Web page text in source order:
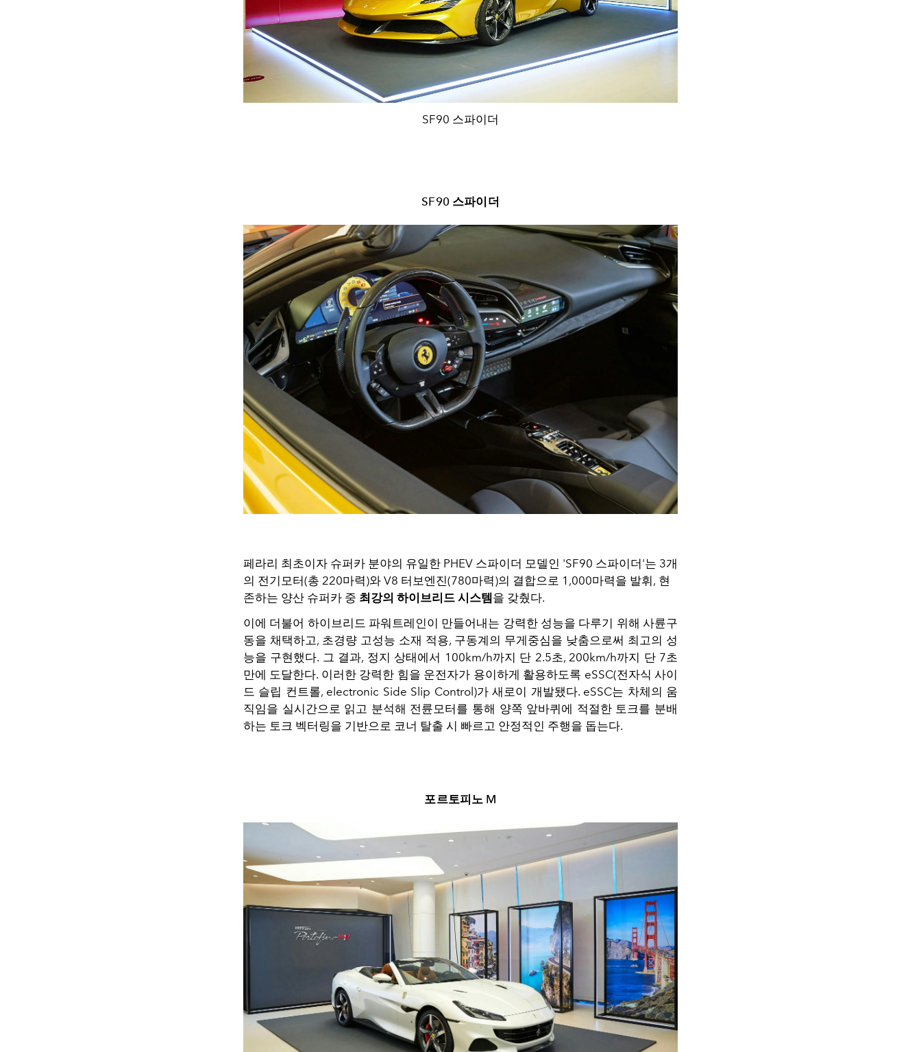
SF90 스파이더
SF90 스파이더
페라리 최초이자 슈퍼카 분야의 유일한 PHEV 스파이더 모델인 'SF90 스파이더'는 3개
의 전기모터(총 220마력)와 V8 터보엔진(780마력)의 결합으로 1,000마력을 발휘, 현
존하는 양산 슈퍼카 중 최강의 하이브리드 시스템 을 갖췄다.
이에 더불어 하이브리드 파워트레인이 만들어내는 강력한 성능을 다루기 위해 사륜구
동을 채택하고, 초경량 고성능 소재 적용, 구동계의 무게중심을 낮춤으로써 최고의 성
능을 구현했다. 그 결과, 정지 상태에서 100km/h까지 단 2.5초, 200km/h까지 단 7초
만에 도달한다. 이러한 강력한 힘을 운전자가 용이하게 활용하도록 eSSC(전자식 사이
드 슬립 컨트롤, electronic Side Slip Control)가 새로이 개발됐다. eSSC는 차체의 움
직임을 실시간으로 읽고 분석해 전륜모터를 통해 양쪽 앞바퀴에 적절한 토크를 분배
하는 토크 벡터링을 기반으로 코너 탈출 시 빠르고 안정적인 주행을 돕는다.
포르토피노 M